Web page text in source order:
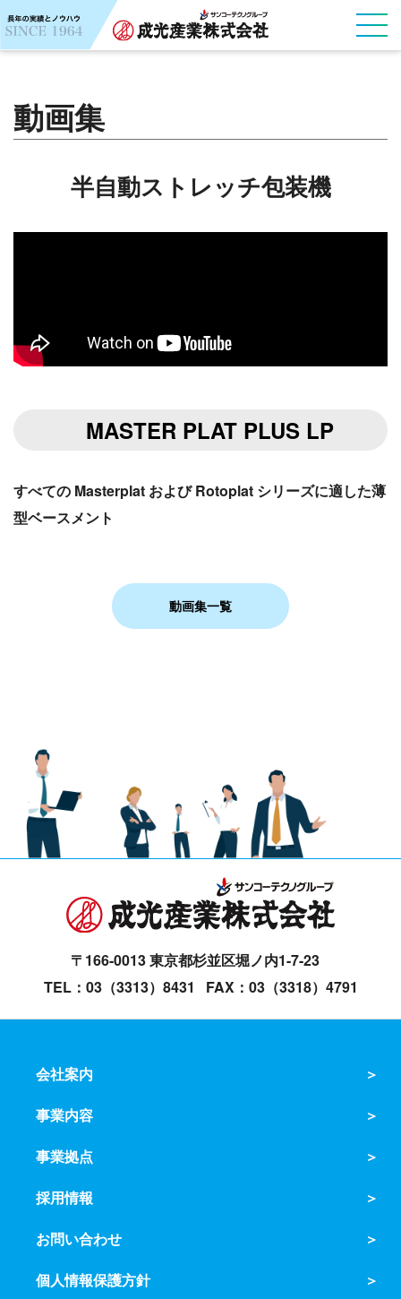
動画集
半自動ストレッチ包装機
MASTER PLAT PLUS LP
すべての Masterplat および Rotoplat シリーズに適した薄
型ベースメント
動画集一覧
〒166-0013 東京都杉並区堀ノ内1-7-23
TEL：03（3313）8431 FAX：03（3318）4791
会社案内
事業内容
事業拠点
採用情報
お問い合わせ
個人情報保護方針